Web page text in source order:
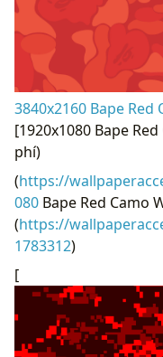
3840x2160 Bape
[1920x1080 Bape
phí)
(https://
080 Bape Red Camo
(https://
1783312)
[